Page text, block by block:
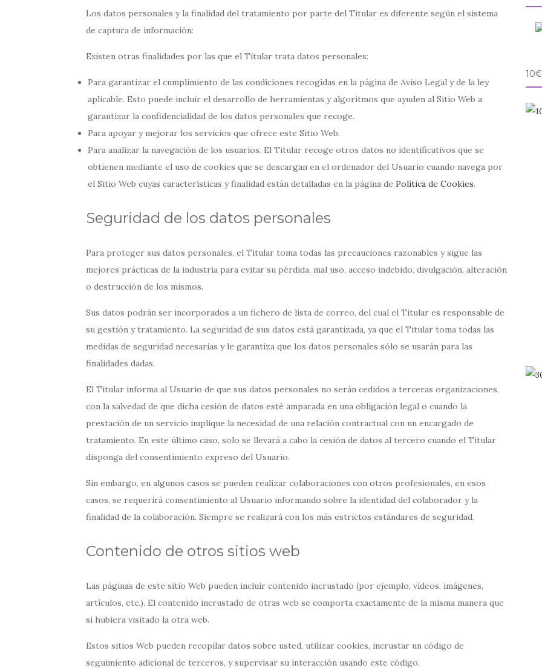
Los datos personales y la finalidad del tratamiento por parte del Titular es diferente según el sistema
de captura de información:
Existen otras finalidades por las que el Titular trata datos personales:
Para garantizar el cumplimiento de las condiciones recogidas en la página de Aviso Legal y de la ley
aplicable. Esto puede incluir el desarrollo de herramientas y algoritmos que ayuden al Sitio Web a
garantizar la confidencialidad de los datos personales que recoge.
Para apoyar y mejorar los servicios que ofrece este Sitio Web.
Para analizar la navegación de los usuarios. El Titular recoge otros datos no identificativos que se
obtienen mediante el uso de cookies que se descargan en el ordenador del Usuario cuando navega por
el Sitio Web cuyas características y finalidad están detalladas en la página dePolítica de Cookies.
Seguridad de los datos personales
Para proteger sus datos personales, el Titular toma todas las precauciones razonables y sigue las
mejores prácticas de la industria para evitar su pérdida, mal uso, acceso indebido, divulgación, alteración
o destrucción de los mismos.
Sus datos podrán ser incorporados a un fichero de lista de correo, del cual el Titular es responsable de
su gestión y tratamiento. La seguridad de sus datos está garantizada, ya que el Titular toma todas las
medidas de seguridad necesarias y le garantiza que los datos personales sólo se usarán para las
finalidades dadas.
El Titular informa al Usuario de que sus datos personales no serán cedidos a terceras organizaciones,
con la salvedad de que dicha cesión de datos esté amparada en una obligación legal o cuando la
prestación de un servicio implique la necesidad de una relación contractual con un encargado de
tratamiento. En este último caso, solo se llevará a cabo la cesión de datos al tercero cuando el Titular
disponga del consentimiento expreso del Usuario.
Sin embargo, en algunos casos se pueden realizar colaboraciones con otros profesionales, en esos
casos, se requerirá consentimiento al Usuario informando sobre la identidad del colaborador y la
finalidad de la colaboración. Siempre se realizará con los más estrictos estándares de seguridad.
Contenido de otros sitios web
Las páginas de este sitio Web pueden incluir contenido incrustado (por ejemplo, vídeos, imágenes,
artículos, etc.). El contenido incrustado de otras web se comporta exactamente de la misma manera que
si hubiera visitado la otra web.
Estos sitios Web pueden recopilar datos sobre usted, utilizar cookies, incrustar un código de
seguimiento adicional de terceros, y supervisar su interacción usando este código.